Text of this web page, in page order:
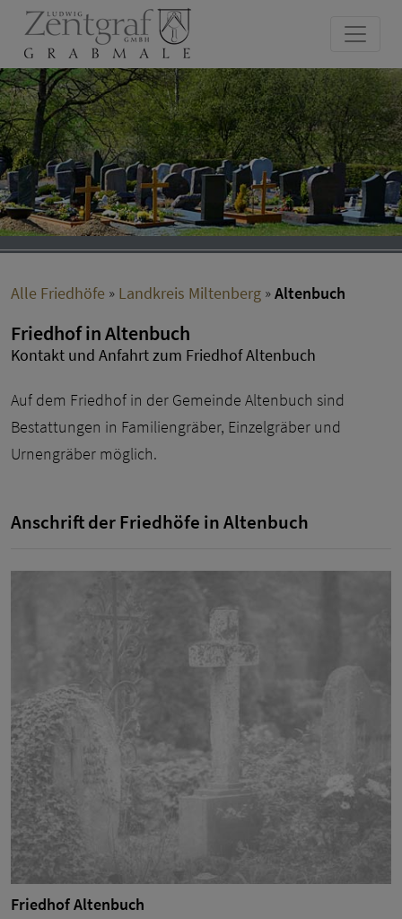
Alle Friedhöfe » Landkreis Miltenberg »Altenbuch
Friedhof in Altenbuch
Kontakt und Anfahrt zum Friedhof Altenbuch
Auf dem Friedhof in der Gemeinde Altenbuch sind
Bestattungen in Familiengräber, Einzelgräber und
Urnengräber möglich.
Anschrift der Friedhöfe in Altenbuch
Friedhof Altenbuch